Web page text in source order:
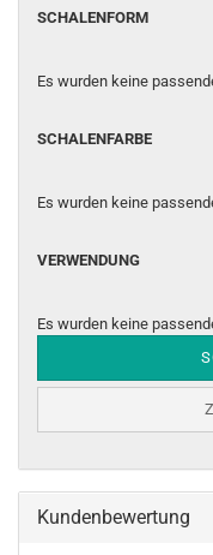
SCHALENFORM
SCHALENFORM
Es wurden keine
SCHALENFARBE
SCHALENFARBE
Es wurden keine
VERWENDUNG
VERWENDUNG
Es wurden keine
Kundenbewertung